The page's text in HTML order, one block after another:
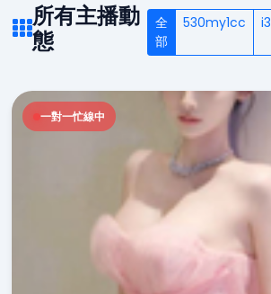
所有主播動
態
全
部
530my1cc
一對一忙線中